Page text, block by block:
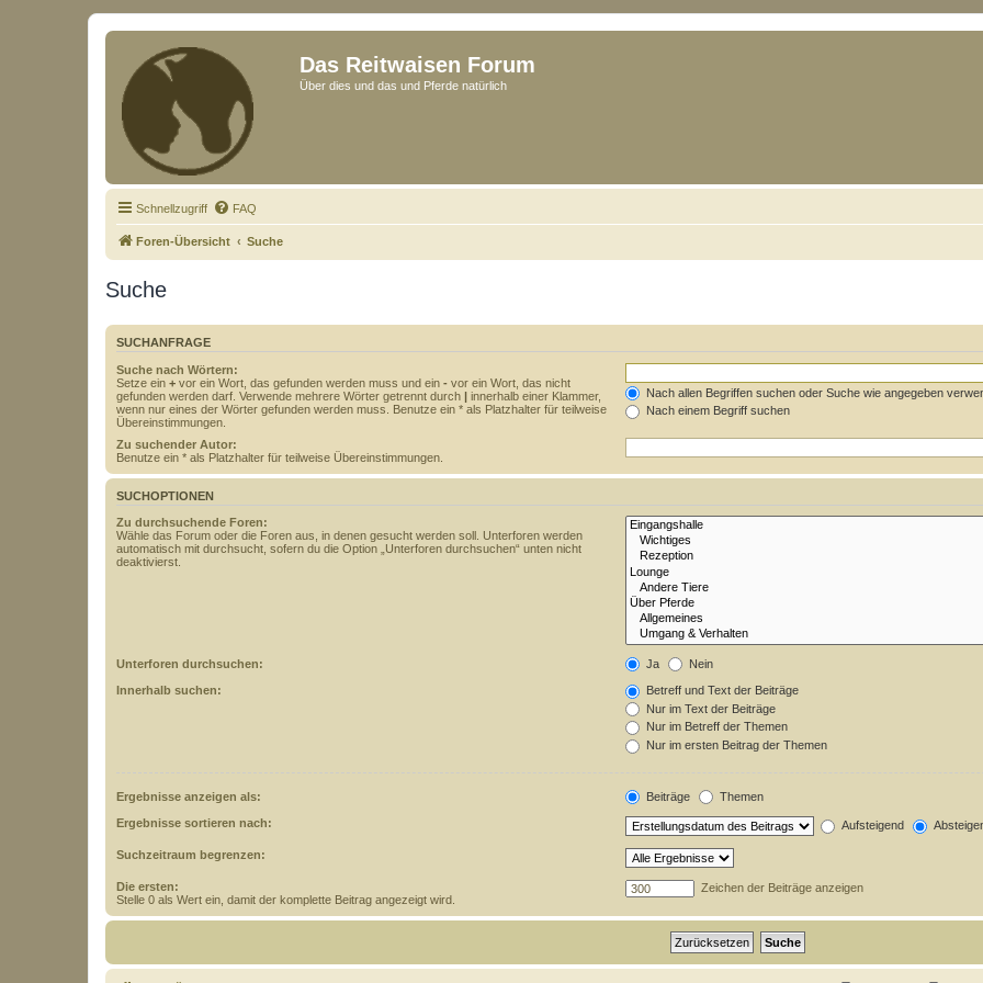
Das Reitwaisen Forum
Über dies und das und Pferde natürlich
Schnellzugriff FAQ
Foren-Übersicht Suche
Suche
SUCHANFRAGE
Suche nach Wörtern:
Setze ein + vor ein Wort, das gefunden werden muss und ein - vor ein Wort, das nicht
gefunden werden darf. Verwende mehrere Wörter getrennt durch | innerhalb einer Klammer,
wenn nur eines der Wörter gefunden werden muss. Benutze ein * als Platzhalter für teilweise
Übereinstimmungen.
Nach allen Begriffen suchen oder Suche wie angegeben
Nach einem Begriff suchen
Zu suchender Autor:
Benutze ein * als Platzhalter für teilweise Übereinstimmungen.
SUCHOPTIONEN
Zu durchsuchende Foren:
Wähle das Forum oder die Foren aus, in denen gesucht werden soll. Unterforen werden
automatisch mit durchsucht, sofern du die Option „Unterforen durchsuchen“ unten nicht
deaktivierst.
Unterforen durchsuchen: Ja Nein
Innerhalb suchen:
Betreff und Text der Beiträge
Nur im Text der Beiträge
Nur im Betreff der Themen
Nur im ersten Beitrag der Themen
Ergebnisse anzeigen als: Beiträge Themen
Ergebnisse sortieren nach: Aufsteigend
Suchzeitraum begrenzen:
Die ersten:
Stelle 0 als Wert ein, damit der komplette Beitrag angezeigt wird.
Zeichen der Beiträge anzeigen